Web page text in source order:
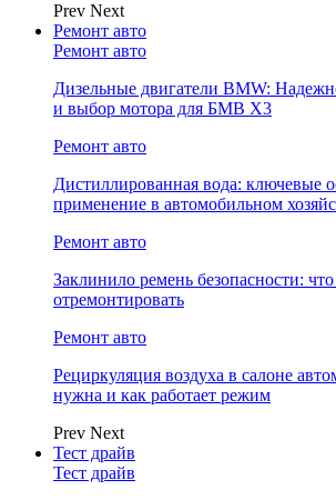
Prev Next
Ремонт авто
Ремонт авто
Дизельные двигатели BMW:
и выбор мотора для БМВ Х3
Ремонт авто
Дистиллированная вода: ключевые
применение в автомобильном
Ремонт авто
Заклинило ремень безопасности:
отремонтировать
Ремонт авто
Рециркуляция воздуха в салоне
нужна и как работает режим
Prev Next
Тест драйв
Тест драйв